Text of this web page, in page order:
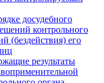
досудебного
контрольного
(бездействия) его
результаты